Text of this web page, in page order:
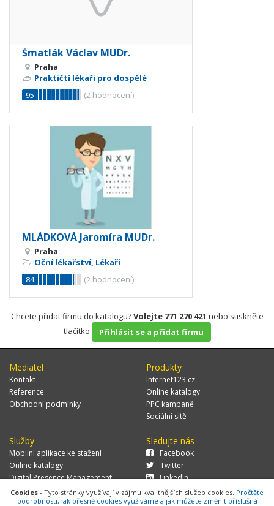
Šmatlák Václav MUDr.
Praha
Praktičtí lékaři pro dospělé
95
(2 hodnocení)
MLÁDKOVÁ Jaromíra MUDr.
Praha
Oční lékařství, Lékaři
84
(2 hodnocení)
Chcete přidat firmu do katalogu?Volejte 771 270 421 nebo stiskněte
tlačítko
Přihlásit se a přidat firmu
Mediatel
Kontakt
Reference
Obchodní podmínky
Produkty
Internet123.cz
Online katalogy
PPC kampaně
Sociální sítě
Služby
Mobilní aplikace ke stažení
Online katalogy
Digital Presence Management
Více zákazníků
Sledujte nás
Facebook
Twitter
LinkedIn
Cookies - Tyto stránky využívají v zájmu kvalitnějších služeb cookies. Pročtěte
podrobnosti, jak přesně cookies využíváme a jak můžete změnit příslušná